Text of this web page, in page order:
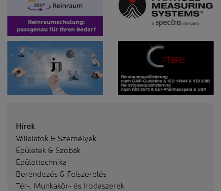
Hírek
Vállalatok & Személyek
Épületek & Szobák
Épülettechnika
Berendezés & Felszerelés
Tér-, Munkakör- és Irodaszerek